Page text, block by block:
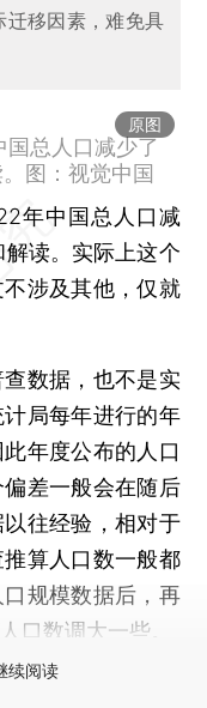
移因素，难免具
原图
总人口减少了
图：视觉中国
年中国总人口减
读。实际上这个
涉及其他，仅就
数据，也不是实
局每年进行的年
年度公布的人口
差一般会在随后
往经验，相对于
算人口数一般都
规模数据后，再
口数调大一些。
续阅读